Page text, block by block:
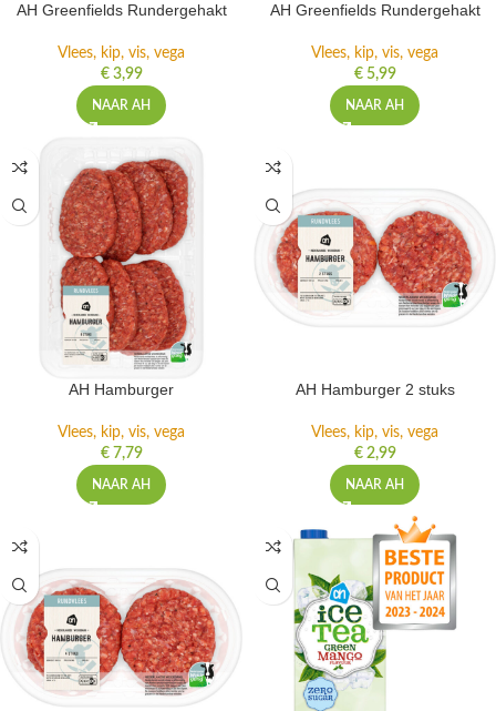
AH Greenfields Rundergehakt
Vlees, kip, vis, vega
€3,99
NAAR AH
AH Greenfields Rundergehakt
Vlees, kip, vis, vega
€5,99
NAAR AH
AH Hamburger
Vlees, kip, vis, vega
€7,79
NAAR AH
AH Hamburger 2 stuks
Vlees, kip, vis, vega
€2,99
NAAR AH